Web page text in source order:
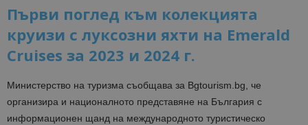
Първи поглед към колекцията
круизи с луксозни яхти на Emerald
Cruises за 2023 и 2024 г.
Министерство на туризма съобщава за Bgtourism.bg, че
организира и националното представяне на България с
информационен щанд на международното туристическо